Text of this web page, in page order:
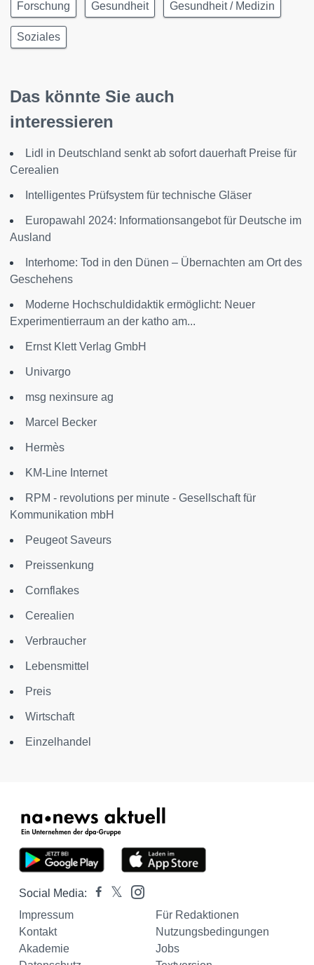
Forschung Gesundheit Gesundheit / Medizin
Soziales
Das könnte Sie auch
interessieren
Lidl in Deutschland senkt ab sofort dauerhaft Preise für
Cerealien
Intelligentes Prüfsystem für technische Gläser
Europawahl 2024: Informationsangebot für Deutsche im
Ausland
Interhome: Tod in den Dünen – Übernachten am Ort des
Geschehens
Moderne Hochschuldidaktik ermöglicht: Neuer
Experimentierraum an der katho am...
Ernst Klett Verlag GmbH
Univargo
msg nexinsure ag
Marcel Becker
Hermès
KM-Line Internet
RPM - revolutions per minute - Gesellschaft für
Kommunikation mbH
Peugeot Saveurs
Preissenkung
Cornflakes
Cerealien
Verbraucher
Lebensmittel
Preis
Wirtschaft
Einzelhandel
Social Media:
Impressum
Für Redaktionen
Kontakt
Nutzungsbedingungen
Akademie
Jobs